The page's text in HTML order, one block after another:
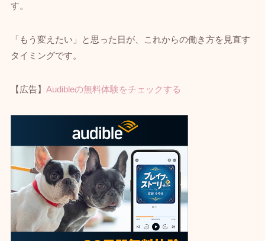
す。
「もう変えたい」と思った日が、これからの働き方を見直す
タイミングです。
【広告】 Audibleの無料体験をチェックする